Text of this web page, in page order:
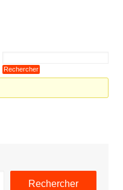
Rechercher